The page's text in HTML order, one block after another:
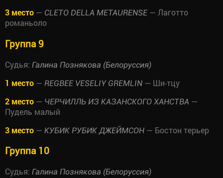
3 место — CLETO DELLA METAURENSE — Лаготто
романьоло
Группа 9
Судья: Галина Познякова (Белоруссия)
1 место — REGBEE VESELIY GREMLIN — Ши-тцу
2 место — ЧЕРЧИЛЛЬ ИЗ КАЗАНСКОГО ХАНСТВА —
Пудель малый
3 место — КУБИК РУБИК ДЖЕЙМСОН — Бостон терьер
Группа 10
Судья: Галина Познякова (Белоруссия)